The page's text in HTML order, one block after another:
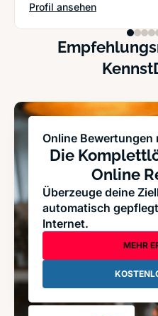
Profil ansehen
: Vaay GmbH
Online Bewertungen
Die
Online
Überzeuge deine
automatisch
Internet.
MEHR